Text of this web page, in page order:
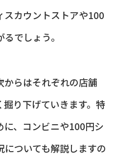
スカウントストアや100
でしょう。
からはそれぞれの店舗
り下げていきます。特
に、コンビニや100円シ
についても解説しますの